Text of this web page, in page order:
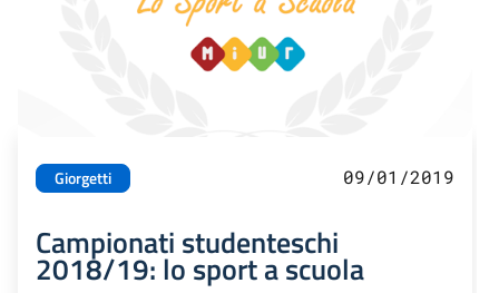
Giorgetti 09/01/2019
Campionati studenteschi
2018/19: lo sport a scuola